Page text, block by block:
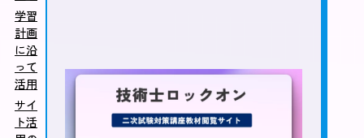
学習
計画
に沿
って
活用
サイ
ト活